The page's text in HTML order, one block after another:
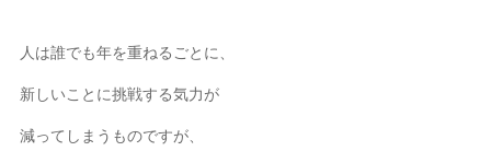
人は誰でも年を重ねるごとに、
新しいことに挑戦する気力が
減ってしまうものですが、